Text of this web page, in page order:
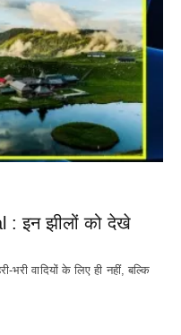
: इन झीलों को देखे
भरी वादियों के लिए ही नहीं, बल्कि